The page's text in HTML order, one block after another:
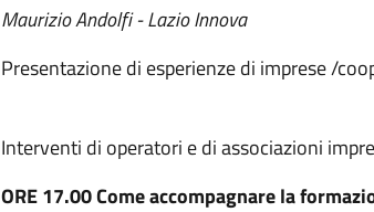
Maurizio Andolfi - Lazio Innova
Presentazione di esperienze di imprese /
Interventi di operatori e di associazioni
ORE 17.00Come accompagnare la